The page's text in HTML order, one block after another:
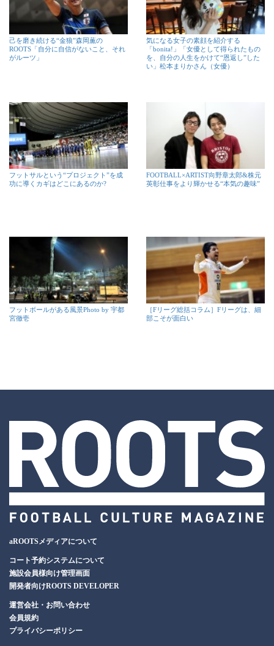
己を磨き続ける“金狼”森岡薫の
ROOTS「自分に自信がないこと、それ
がルーツ」
気になる女子の素顔を紹介する
「bonita!」「女優として得られたもの
を、自分の人生をかけて“恩返し”した
い」松本まりかさん（女優）
フットサルという“プロジェクト”を成
功に導くカギはどこにあるのか?
FOOTBALL×ARTIST向野章太郎&株元
英彰仕事をより輝かせる“本気の趣味”
フットボールがある風景Photo by 宇都
宮徹壱
［Fリーグ総括コラム］Fリーグは、細
部こそが面白い
aROOTSメディアについて
コート予約システムについて
施設会員様向け管理画面
開発者向けROOTS DEVELOPER
運営会社・お問い合わせ
会員規約
プライバシーポリシー